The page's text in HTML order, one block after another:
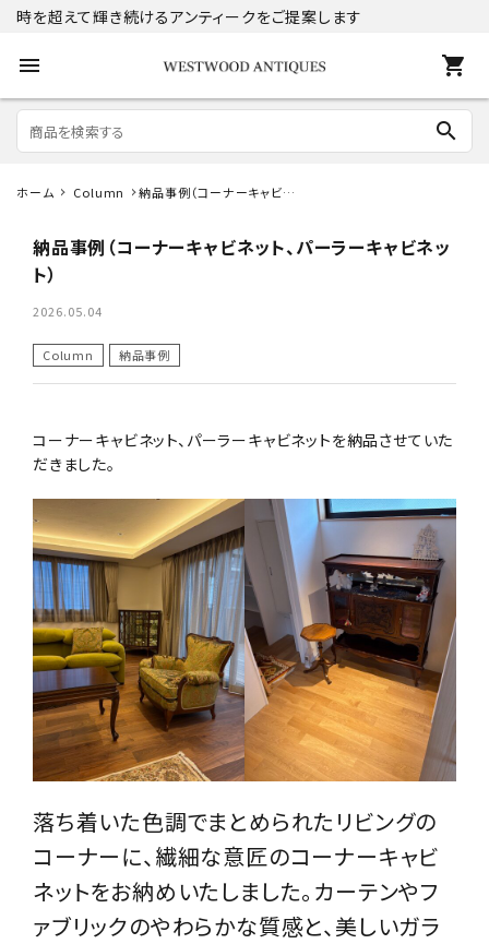
時を超えて輝き続けるアンティークをご提案します
menu shopping_cart
search
ACCOUNT MENU
ようこそ ゲスト 様
meeting_room ログイン
コンテンツ
その他サービス
ご利用ガイド
プライバシーポリシー
特定商取引法について
お問い合わせ
ホーム Column
納品事例（コーナーキャビネ
納品事例（コーナーキャビネット、パーラーキャビネッ
ト）
2026.05.04
Column 納品事例
コーナーキャビネット、パーラーキャビネットを納品させていた
だきました。
落ち着いた色調でまとめられたリビングの
コーナーに、繊細な意匠のコーナーキャビ
ネットをお納めいたしました。カーテンやフ
ァブリックのやわらかな質感と、美しいガラ